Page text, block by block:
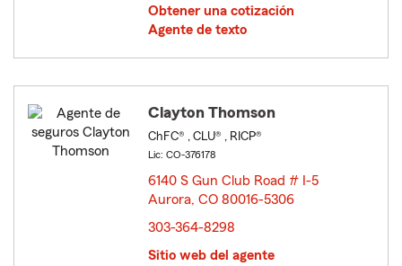
Obtener una cotización
Agente de texto
Clayton Thomson
ChFC® , CLU® , RICP®
Lic: CO-376178
6140 S Gun Club Road # I-5
Aurora, CO 80016-5306
303-364-8298
Sitio web del agente